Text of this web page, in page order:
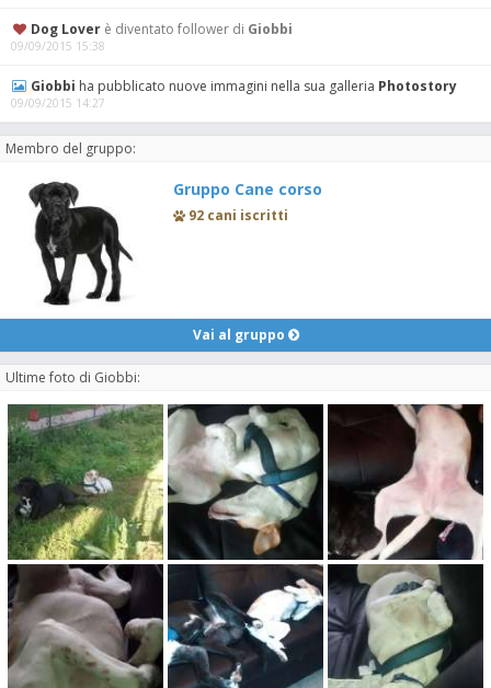
Dog Lover è diventato follower di Giobbi
09/09/2015 15:38
Giobbi ha pubblicato nuove immagini nella sua galleria Photostory
09/09/2015 14:27
Membro del gruppo:
Gruppo Cane corso
92 cani iscritti
Vai al gruppo
Ultime foto di Giobbi: